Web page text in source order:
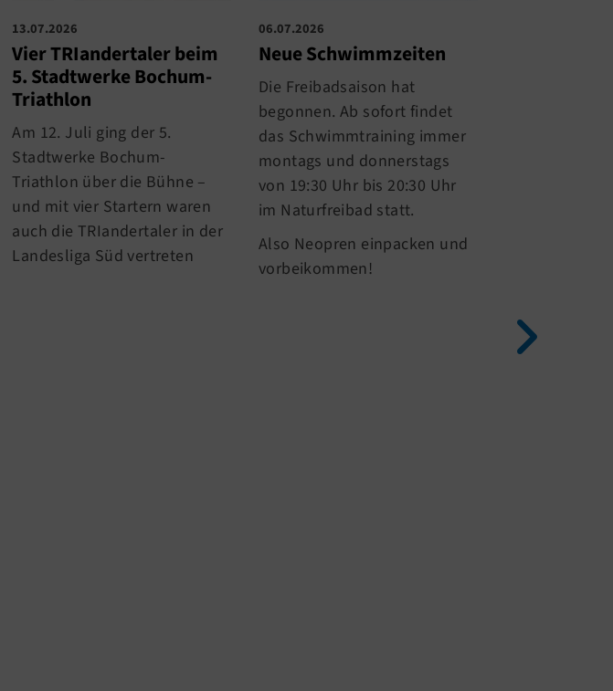
13.07.2026
Vier TRIandertaler beim
5. Stadtwerke Bochum-
Triathlon
Am 12. Juli ging der 5.
Stadtwerke Bochum-
Triathlon über die Bühne –
und mit vier Startern waren
auch die TRIandertaler in der
Landesliga Süd vertreten
06.07.2026
Neue Schwimmzeiten
Die Freibadsaison hat
begonnen. Ab sofort findet
das Schwimmtraining immer
montags und donnerstags
von 19:30 Uhr bis 20:30 Uhr
im Naturfreibad statt.
Also Neopren einpacken und
vorbeikommen!
starke